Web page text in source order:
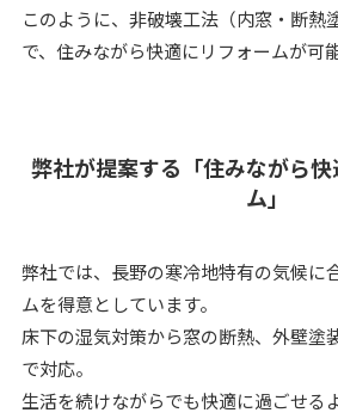
このように、非破壊工法（内窓・断熱
で、住みながら快適にリフォームが可能
弊社が提案する「住みながら
ム」
弊社では、長野の寒冷地特有の気候に
ムを得意としています。
床下の湿気対策から窓の断熱、外壁塗
で対応。
生活を続けながらでも快適に過ごせる